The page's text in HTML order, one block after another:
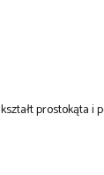
prostokąta